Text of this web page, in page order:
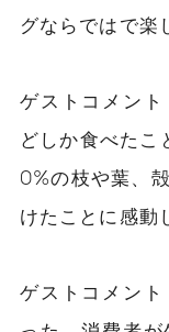
グならではで楽
ゲストコメント
どしか食べたこ
0%の枝や葉、
けたことに感動
ゲストコメント